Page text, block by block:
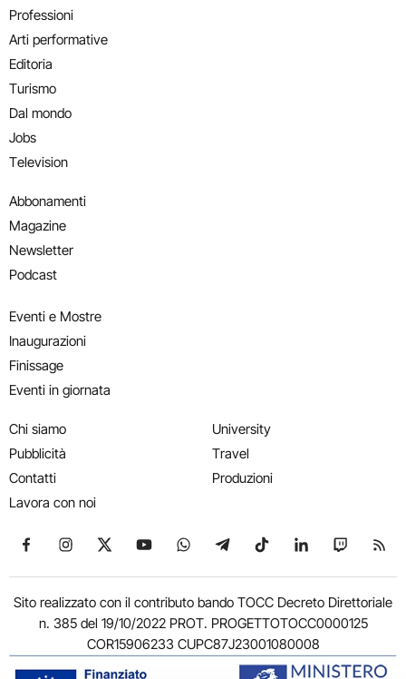
Professioni
Arti performative
Editoria
Turismo
Dal mondo
Jobs
Television
Abbonamenti
Magazine
Newsletter
Podcast
Eventi e Mostre
Inaugurazioni
Finissage
Eventi in giornata
Chi siamo
Pubblicità
Contatti
Lavora con noi
University
Travel
Produzioni
Seguici su Facebook
Seguici su Instagram
Seguici su X
Seguici su YouTube
Seguici su WhatsApp
Seguici su Telegram
Seguici su TikTok
Seguici su
Seguici
Sito realizzato con il contributo bando TOCC Decreto Direttoriale
n. 385 del 19/10/2022 PROT. PROGETTOTOCC0000125
COR15906233 CUPC87J23001080008